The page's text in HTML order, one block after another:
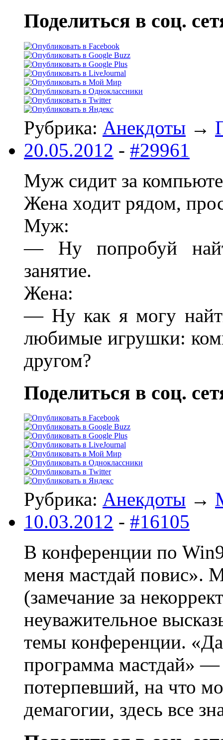
Поделиться в соц.
Рубрика: Анекдоты →
20.05.2012 - #29961
Муж сидит за
Жена ходит рядом,
Муж:
— Ну попробуй
занятие.
Жена:
— Ну как я могу
любимые игрушки:
другом?
Поделиться в соц.
Рубрика: Анекдоты →
10.03.2012 - #16105
В конференции по
меня мастдай повис».
(замечание за
неуважительное
темы конференции.
программа мастдай» —
потерпевший, на что
демагогии, здесь все